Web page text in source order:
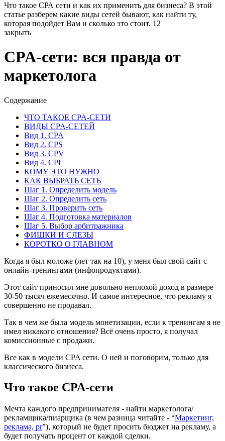
Что такое СРА сети и как их применить для бизнеса? В этой
статье разберем какие виды сетей бывают, как найти ту,
которая подойдет Вам и сколько это стоит. 12
закрыть
CPA-сети: вся правда от
маркетолога
Содержание
ЧТО ТАКОЕ CPA-СЕТИ
ВИДЫ CPA-СЕТЕЙ
Вид 1. CPA
Вид 2. CPS
Вид 3. CPV
Вид 4. CPI
КОМУ ЭТО НУЖНО
КАК ВЫБРАТЬ СЕТЬ
Шаг 1. Определить модель
Шаг 2. Определить сеть
Шаг 3. Проверить сеть
Шаг 4. Подготовка материалов
Шаг 5. Выбор арбитражника
ФИШКИ И СЛЕЗЫ
КОРОТКО О ГЛАВНОМ
Когда я был моложе (лет так на 10), у меня был свой сайт с
онлайн-тренингами (инфопродуктами).
Этот сайт приносил мне довольно неплохой доход в размере
30-50 тысяч ежемесячно. И самое интересное, что рекламу я
совершенно не продавал.
Так в чем же была модель монетизации, если к тренингам я не
имел никакого отношения? Всё очень просто, я получал
комиссионные с продажи.
Все как в модели CPA сети. О ней и поговорим, только для
классического бизнеса.
Что такое CPA-сети
Мечта каждого предпринимателя - найти маркетолога/
рекламщика/пиарщика (в чем разница читайте - “Маркетинг,
реклама, pr”), который не будет просить бюджет на рекламу, а
будет получать процент от каждой сделки.